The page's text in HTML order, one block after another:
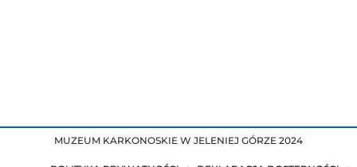
MUZEUM KARKONOSKIE W JELENIEJ GÓRZE 2024